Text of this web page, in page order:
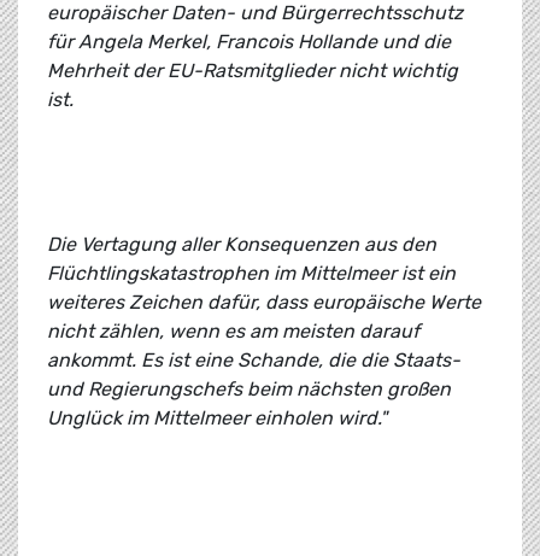
europäischer Daten- und Bürgerrechtsschutz
für Angela Merkel, Francois Hollande und die
Mehrheit der EU-Ratsmitglieder nicht wichtig
ist.
Die Vertagung aller Konsequenzen aus den
Flüchtlingskatastrophen im Mittelmeer ist ein
weiteres Zeichen dafür, dass europäische Werte
nicht zählen, wenn es am meisten darauf
ankommt. Es ist eine Schande, die die Staats-
und Regierungschefs beim nächsten großen
Unglück im Mittelmeer einholen wird."